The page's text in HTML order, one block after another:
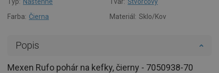
Farba: Čierna Materiál: Sklo/Kov
Popis
Mexen Rufo pohár na kefky, čierny - 7050938-70